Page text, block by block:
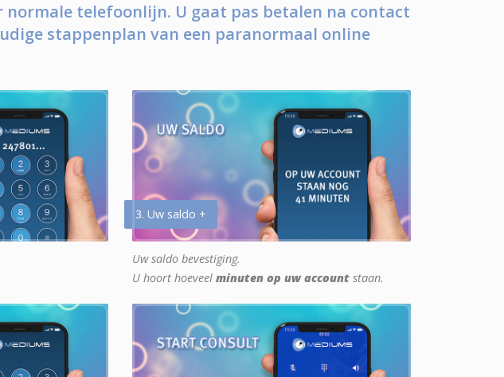
normale telefoonlijn. U gaat pas betalen na contact
stappenplan van een paranormaal online
3. Uw saldo +
Uw saldo bevestiging.
U hoort hoeveel minuten op uw account staan.